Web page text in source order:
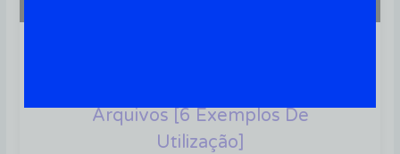
Arquivos [6 Exemplos De
Utilização]